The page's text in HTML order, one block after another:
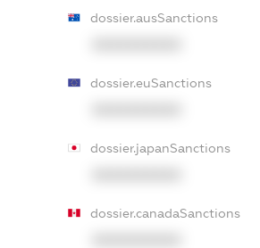
dossier.ausSanctions
dossier.euSanctions
dossier.japanSanctions
dossier.canadaSanctions